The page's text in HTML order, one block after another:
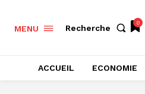
MENU Recherche
0
ACCUEIL ECONOMIE